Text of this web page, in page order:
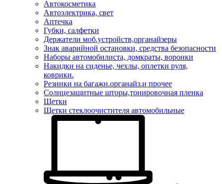
Автокосметика
Автоэлектрика, свет
Аптечка
Губки, салфетки
Держатели моб.устройств,органайзеры
Знак аварийной остановки, средства безопасности
Наборы автомобилиста, домкраты, воронки
Накидки на сиденье, чехлы, оплетки руля,
коврики.
Резинки на багажн.органайз.и прочее
Солнцезащитные шторы,тонировочная пленка
Щетки
Щетки стеклоочистителя автомобильные